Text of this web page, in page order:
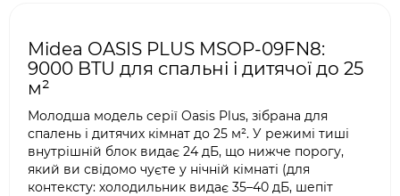
Midea OASIS PLUS MSOP-09FN8:
9000 BTU для спальні і дитячої до 25
м²
Молодша модель серії Oasis Plus, зібрана для
спалень і дитячих кімнат до 25 м². У режимі тиші
внутрішній блок видає 24 дБ, що нижче порогу,
який ви свідомо чуєте у нічній кімнаті (для
контексту: холодильник видає 35–40 дБ, шепіт